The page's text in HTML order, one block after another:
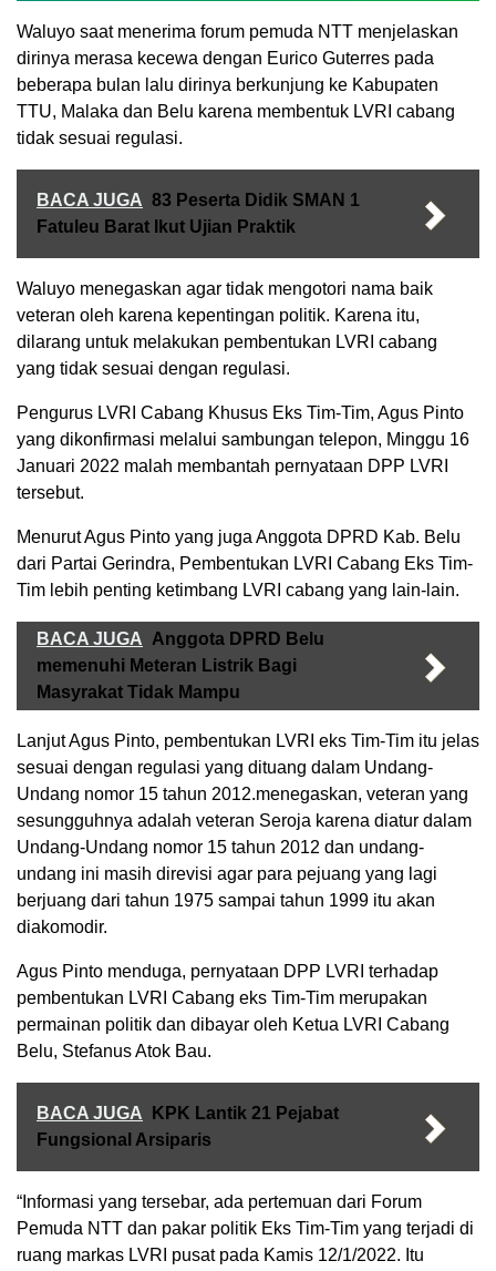
Waluyo saat menerima forum pemuda NTT menjelaskan
dirinya merasa kecewa dengan Eurico Guterres pada
beberapa bulan lalu dirinya berkunjung ke Kabupaten
TTU, Malaka dan Belu karena membentuk LVRI cabang
tidak sesuai regulasi.
BACA JUGA 83 Peserta Didik SMAN 1
Fatuleu Barat Ikut Ujian Praktik
Waluyo menegaskan agar tidak mengotori nama baik
veteran oleh karena kepentingan politik. Karena itu,
dilarang untuk melakukan pembentukan LVRI cabang
yang tidak sesuai dengan regulasi.
Pengurus LVRI Cabang Khusus Eks Tim-Tim, Agus Pinto
yang dikonfirmasi melalui sambungan telepon, Minggu 16
Januari 2022 malah membantah pernyataan DPP LVRI
tersebut.
Menurut Agus Pinto yang juga Anggota DPRD Kab. Belu
dari Partai Gerindra, Pembentukan LVRI Cabang Eks Tim-
Tim lebih penting ketimbang LVRI cabang yang lain-lain.
BACA JUGA Anggota DPRD Belu
memenuhi Meteran Listrik Bagi
Masyrakat Tidak Mampu
Lanjut Agus Pinto, pembentukan LVRI eks Tim-Tim itu jelas
sesuai dengan regulasi yang dituang dalam Undang-
Undang nomor 15 tahun 2012.menegaskan, veteran yang
sesungguhnya adalah veteran Seroja karena diatur dalam
Undang-Undang nomor 15 tahun 2012 dan undang-
undang ini masih direvisi agar para pejuang yang lagi
berjuang dari tahun 1975 sampai tahun 1999 itu akan
diakomodir.
Agus Pinto menduga, pernyataan DPP LVRI terhadap
pembentukan LVRI Cabang eks Tim-Tim merupakan
permainan politik dan dibayar oleh Ketua LVRI Cabang
Belu, Stefanus Atok Bau.
BACA JUGA
KPK Lantik 21 Pejabat
Fungsional Arsiparis
“Informasi yang tersebar, ada pertemuan dari Forum
Pemuda NTT dan pakar politik Eks Tim-Tim yang terjadi di
ruang markas LVRI pusat pada Kamis 12/1/2022. Itu